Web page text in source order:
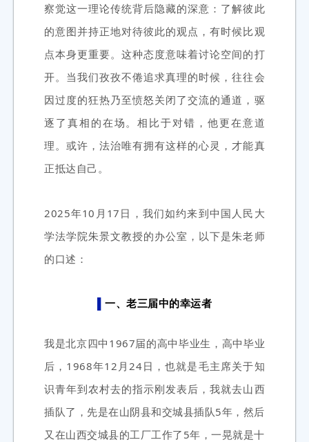
察觉这一理论传统背后隐藏的深意：了解彼此
的意图并持正地对待彼此的观点，有时候比观
点本身更重要。这种态度意味着讨论空间的打
开。当我们孜孜不倦追求真理的时候，往往会
因过度的狂热乃至愤怒关闭了交流的通道，驱
逐了真相的在场。相比于对错，他更在意道
理。或许，法治唯有拥有这样的心灵，才能真
正抵达自己。
2025年10月17日，我们如约来到中国人民大
学法学院朱景文教授的办公室，以下是朱老师
的口述：
▌一、老三届中的幸运者
我是北京四中1967届的高中毕业生，高中毕业
后，1968年12月24日，也就是毛主席关于知
识青年到农村去的指示刚发表后，我就去山西
插队了，先是在山阴县和交城县插队5年，然后
又在山西交城县的工厂工作了5年，一晃就是十